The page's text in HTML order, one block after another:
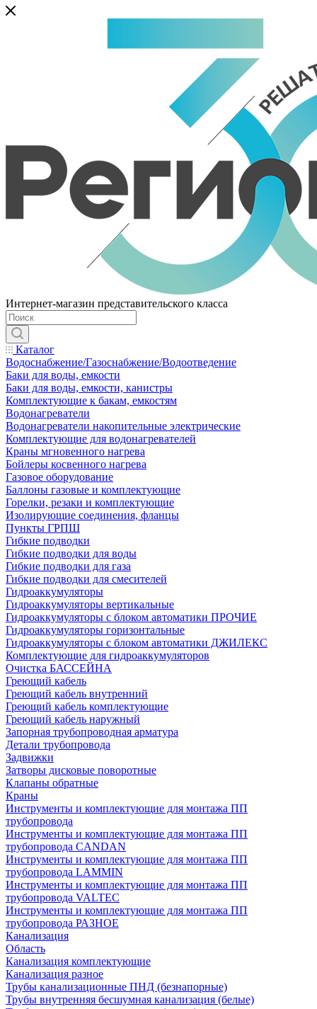
Интернет-магазин представительского класса
Каталог
Водоснабжение/Газоснабжение/Водоотведение
Баки для воды, емкости
Баки для воды, емкости, канистры
Комплектующие к бакам, емкостям
Водонагреватели
Водонагреватели накопительные электрические
Комплектующие для водонагревателей
Краны мгновенного нагрева
Бойлеры косвенного нагрева
Газовое оборудование
Баллоны газовые и комплектующие
Горелки, резаки и комплектующие
Изолирующие соединения, фланцы
Пункты ГРПШ
Гибкие подводки
Гибкие подводки для воды
Гибкие подводки для газа
Гибкие подводки для смесителей
Гидроаккумуляторы
Гидроаккумуляторы вертикальные
Гидроаккумуляторы с блоком автоматики ПРОЧИЕ
Гидроаккумуляторы горизонтальные
Гидроаккумуляторы с блоком автоматики ДЖИЛЕКС
Комплектующие для гидроаккумуляторов
Очистка БАССЕЙНА
Греющий кабель
Греющий кабель внутренний
Греющий кабель комплектующие
Греющий кабель наружный
Запорная трубопроводная арматура
Детали трубопровода
Задвижки
Затворы дисковые поворотные
Клапаны обратные
Краны
Инструменты и комплектующие для монтажа ПП
трубопровода
Инструменты и комплектующие для монтажа ПП
трубопровода CANDAN
Инструменты и комплектующие для монтажа ПП
трубопровода LAMMIN
Инструменты и комплектующие для монтажа ПП
трубопровода VALTEC
Инструменты и комплектующие для монтажа ПП
трубопровода РАЗНОЕ
Канализация
Область
Канализация комплектующие
Канализация разное
Трубы канализационные ПНД (безнапорные)
Трубы внутренняя бесшумная канализация (белые)